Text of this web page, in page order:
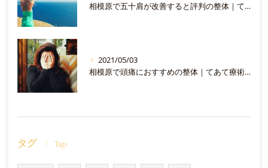
相模原で五十肩が改善すると評判の整体｜てあて療術院
2021/05/03
相模原で頭痛におすすめの整体｜てあて療術院
タグ Tags